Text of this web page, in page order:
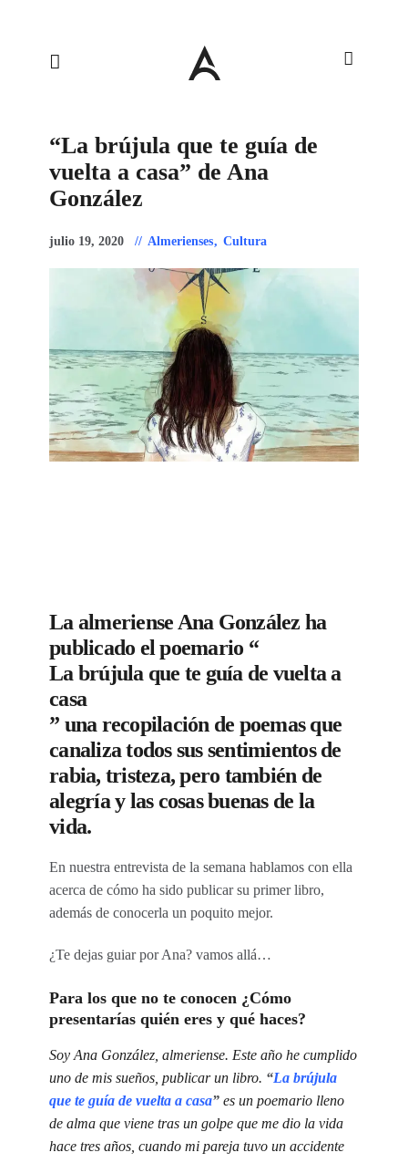
“La brújula que te guía de
vuelta a casa” de Ana
González
julio 19, 2020 Almerienses, Cultura
La almeriense Ana González ha
publicado el poemario “
La brújula que te guía de vuelta a
casa
” una recopilación de poemas que
canaliza todos sus sentimientos de
rabia, tristeza, pero también de
alegría y las cosas buenas de la
vida.
En nuestra entrevista de la semana hablamos con ella
acerca de cómo ha sido publicar su primer libro,
además de conocerla un poquito mejor.
¿Te dejas guiar por Ana? vamos allá…
Para los que no te conocen ¿Cómo
presentarías quién eres y qué haces?
Soy Ana González, almeriense. Este año he cumplido
uno de mis sueños, publicar un libro. “La brújula
que te guía de vuelta a casa” es un poemario lleno
de alma que viene tras un golpe que me dio la vida
hace tres años, cuando mi pareja tuvo un accidente